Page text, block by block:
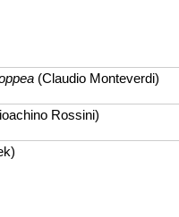
(Claudio Monteverdi)
Rossini)